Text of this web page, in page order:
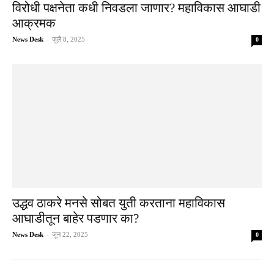
विरोधी पक्षनेता कधी निवडला जाणार? महाविकास आघाडी
आक्रमक
News Desk - जुलै 8, 2025 0
उद्धव ठाकरे मनसे सोबत युती करताना महाविकास
आघाडीतून बाहेर पडणार का?
News Desk - जून 22, 2025 0